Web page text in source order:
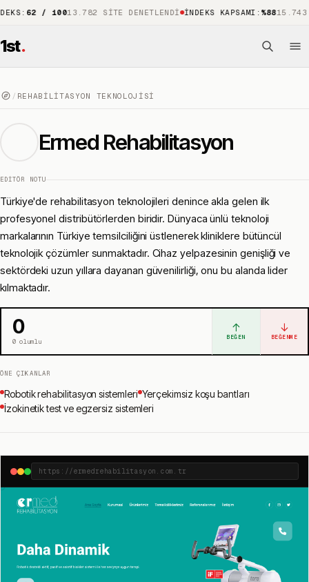
62 / 100 13.782 SITE DENETLENDI İNDEKS KAPSAMI:%8815.743 ÖNE
1st.
/ REHABILITASYON TEKNOLOJISI
Ermed Rehabilitasyon
EDITÖR NOTU
Türkiye'de rehabilitasyon teknolojileri denince akla gelen ilk
profesyonel distribütörlerden biridir. Dünyaca ünlü teknoloji
markalarının Türkiye temsilciliğini üstlenerek kliniklere bütüncül
teknolojik çözümler sunmaktadır. Cihaz yelpazesinin genişliği ve
sektördeki uzun yıllara dayanan güvenilirliği, onu bu alanda lider
kılmaktadır.
0
0olumlu
↑
BEĞEN
↓
BEĞENME
ÖNE ÇIKANLAR
Robotik rehabilitasyon sistemleri Yerçekimsiz koşu bantları
İzokinetik test ve egzersiz sistemleri
https://ermedrehabilitasyon.com.tr